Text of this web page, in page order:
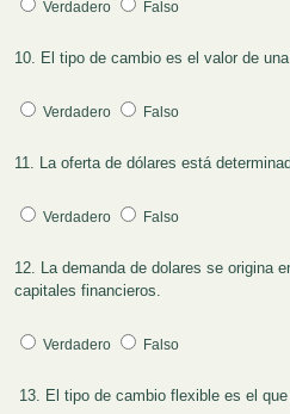
Verdadero Falso
Pregunta 10
10. El tipo de cambio es el valor de
Verdadero Falso
Pregunta 11
11. La oferta de dólares está
Verdadero Falso
Pregunta 12
12. La demanda de dolares se origina
capitales financieros.
Verdadero Falso
Pregunta 13
13. El tipo de cambio flexible es el